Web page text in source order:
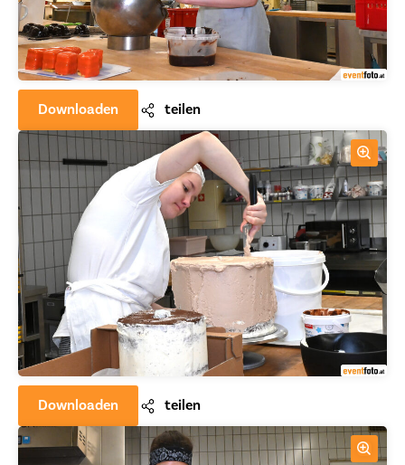
Downloaden teilen
Downloaden teilen